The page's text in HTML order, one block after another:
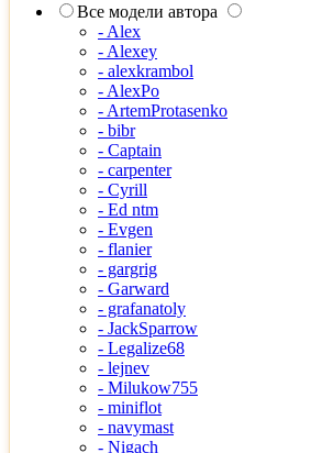
Все модели автора
- Alex
- Alexey
- alexkrambol
- AlexPo
- ArtemProtasenko
- bibr
- Captain
- carpenter
- Cyrill
- Ed ntm
- Evgen
- flanier
- gargrig
- Garward
- grafanatoly
- JackSparrow
- Legalize68
- lejnev
- Milukow755
- miniflot
- navymast
- Nigach